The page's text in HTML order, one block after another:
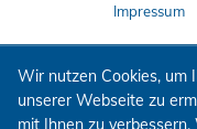
Impressum
Wir nutzen Cookies, um
unserer Webseite zu
mit Ihnen zu